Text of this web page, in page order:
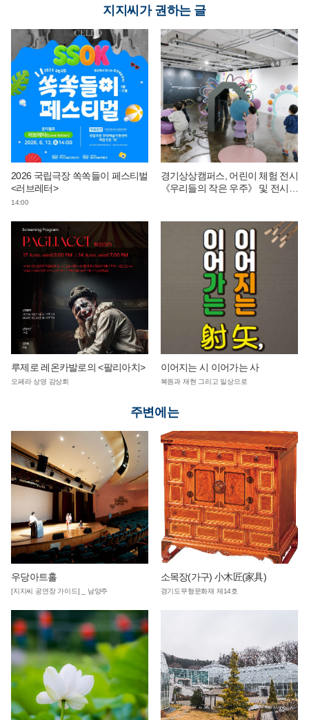
지지씨가 권하는 글
2026 국립극장 쏙쏙들이 페스티벌
<러브레터>
14:00
경기상상캠퍼스, 어린이 체험 전시
《우리들의 작은 우주》 및 전시
루제로 레온카발로의 <팔리아치>
오페라 상영 감상회
이어지는 시 이어가는 사
복원과 재현 그리고 일상으로
주변에는
우당아트홀
[지지씨 공연장 가이드] _ 남양주
소목장(가구) 小木匠(家具)
경기도무형문화재 제14호